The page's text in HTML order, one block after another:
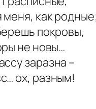
меня, как родные;
покровы,
не новы…
заразна –
ох, разным!